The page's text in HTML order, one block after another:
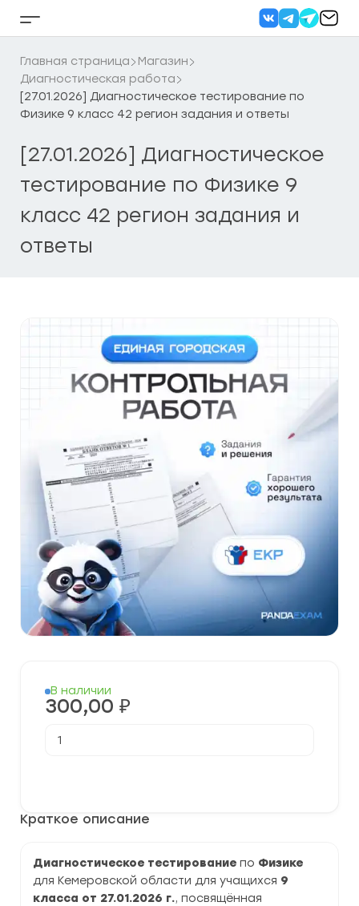
Кнопка
бокового
меню
Главная страница
Магазин
Диагностическая работа
[27.01.2026] Диагностическое тестирование по
Физике 9 класс 42 регион задания и ответы
[27.01.2026] Диагностическое
тестирование по Физике 9
класс 42 регион задания и
ответы
Краткое описание
Диагностическое тестирование по Физике
для Кемеровской области для учащихся 9
класса от 27.01.2026 г., посвящённая
В наличии
300,00 ₽
товара
9
регион
задания
и
ответы